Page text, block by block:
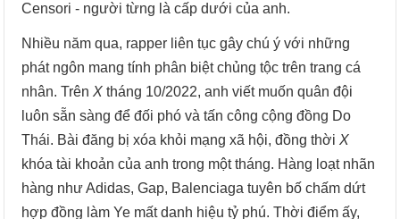
Censori - người từng là cấp dưới của anh.
Nhiều năm qua, rapper liên tục gây chú ý với những
phát ngôn mang tính phân biệt chủng tộc trên trang cá
nhân. TrênXtháng 10/2022, anh viết muốn quân đội
luôn sẵn sàng để đối phó và tấn công cộng đồng Do
Thái. Bài đăng bị xóa khỏi mạng xã hội, đồng thờiX
khóa tài khoản của anh trong một tháng. Hàng loạt nhãn
hàng như Adidas, Gap, Balenciaga tuyên bố chấm dứt
hợp đồng làm Ye mất danh hiệu tỷ phú. Thời điểm ấy,